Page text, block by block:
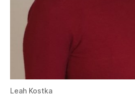
Leah Kostka